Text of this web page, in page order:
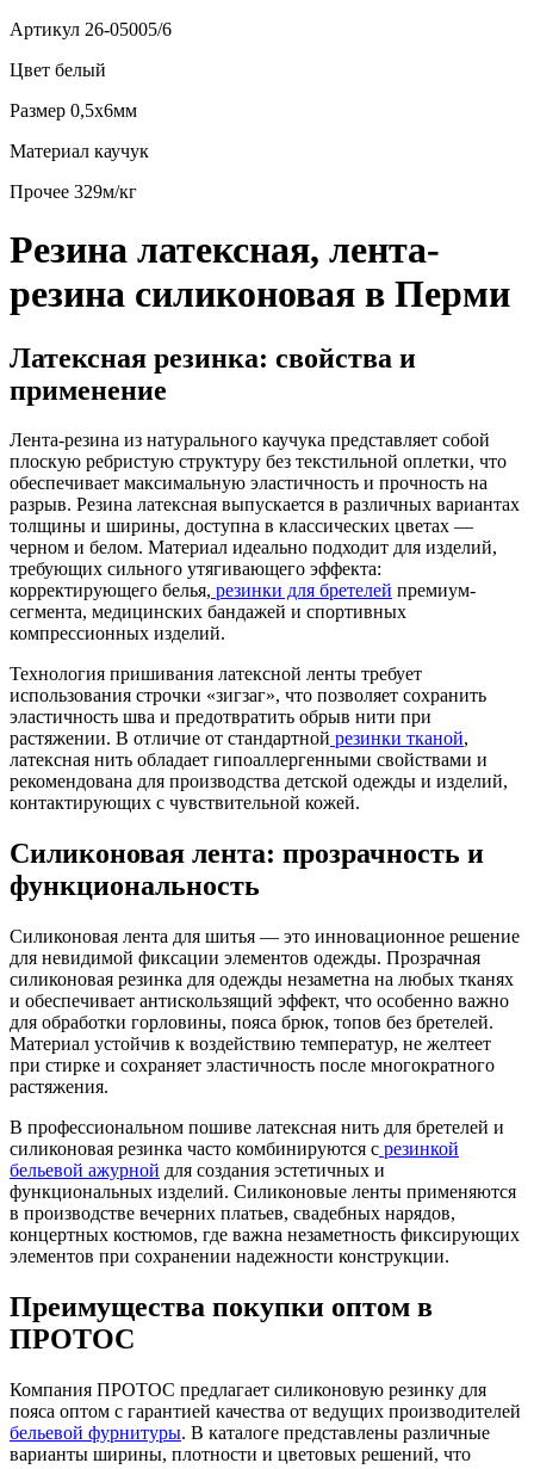
Артикул 26-05005/6
Цвет белый
Размер 0,5х6мм
Материал каучук
Прочее 329м/кг
Резина латексная, лента-
резина силиконовая в Перми
Латексная резинка: свойства и
применение
Лента-резина из натурального каучука представляет собой
плоскую ребристую структуру без текстильной оплетки, что
обеспечивает максимальную эластичность и прочность на
разрыв. Резина латексная выпускается в различных вариантах
толщины и ширины, доступна в классических цветах —
черном и белом. Материал идеально подходит для изделий,
требующих сильного утягивающего эффекта:
корректирующего белья, резинки для бретелей премиум-
сегмента, медицинских бандажей и спортивных
компрессионных изделий.
Технология пришивания латексной ленты требует
использования строчки «зигзаг», что позволяет сохранить
эластичность шва и предотвратить обрыв нити при
растяжении. В отличие от стандартной резинки тканой,
латексная нить обладает гипоаллергенными свойствами и
рекомендована для производства детской одежды и изделий,
контактирующих с чувствительной кожей.
Силиконовая лента: прозрачность и
функциональность
Силиконовая лента для шитья — это инновационное решение
для невидимой фиксации элементов одежды. Прозрачная
силиконовая резинка для одежды незаметна на любых тканях
и обеспечивает антискользящий эффект, что особенно важно
для обработки горловины, пояса брюк, топов без бретелей.
Материал устойчив к воздействию температур, не желтеет
при стирке и сохраняет эластичность после многократного
растяжения.
В профессиональном пошиве латексная нить для бретелей и
силиконовая резинка часто комбинируются с резинкой
бельевой ажурной для создания эстетичных и
функциональных изделий. Силиконовые ленты применяются
в производстве вечерних платьев, свадебных нарядов,
концертных костюмов, где важна незаметность фиксирующих
элементов при сохранении надежности конструкции.
Преимущества покупки оптом в
ПРОТОС
Компания ПРОТОС предлагает силиконовую резинку для
пояса оптом с гарантией качества от ведущих производителей
бельевой фурнитуры. В каталоге представлены различные
варианты ширины, плотности и цветовых решений, что